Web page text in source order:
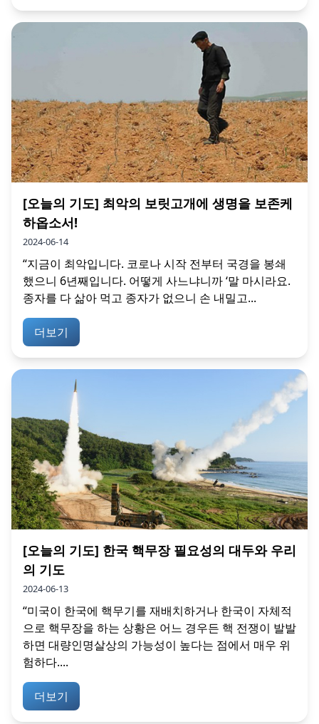
[오늘의 기도] 최악의 보릿고개에 생명을 보존케
하옵소서!
2024-06-14
“지금이 최악입니다. 코로나 시작 전부터 국경을 봉쇄
했으니 6년째입니다. 어떻게 사느냐니까 ‘말 마시라요.
종자를 다 삶아 먹고 종자가 없으니 손 내밀고...
더보기
[오늘의 기도] 한국 핵무장 필요성의 대두와 우리
의 기도
2024-06-13
“미국이 한국에 핵무기를 재배치하거나 한국이 자체적
으로 핵무장을 하는 상황은 어느 경우든 핵 전쟁이 발발
하면 대량인명살상의 가능성이 높다는 점에서 매우 위
험하다....
더보기